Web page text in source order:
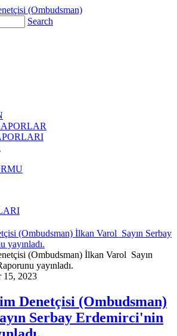
Search
(Ombudsman) İlkan Varol Sayın Serbay
yayınladı.
15, 2023
Denetçisi (Ombudsman)
Serbay Erdemirci'nin